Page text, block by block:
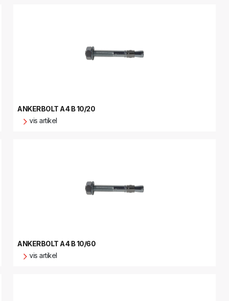
ANKERBOLT A4 B 10/20
vis artikel
ANKERBOLT A4 B 10/60
vis artikel